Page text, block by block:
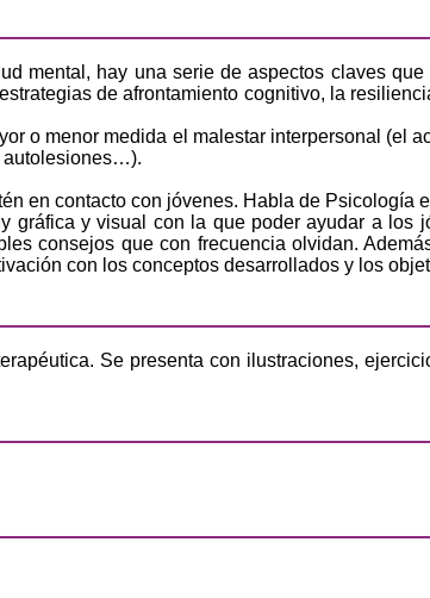
mental, hay una serie de aspectos claves que
de afrontamiento cognitivo, la
o menor medida el malestar interpersonal (el
autolesiones…).
en contacto con jóvenes. Habla de Psicología
gráfica y visual con la que poder ayudar a los
consejos que con frecuencia olvidan.
con los conceptos desarrollados y los
Se presenta con ilustraciones,